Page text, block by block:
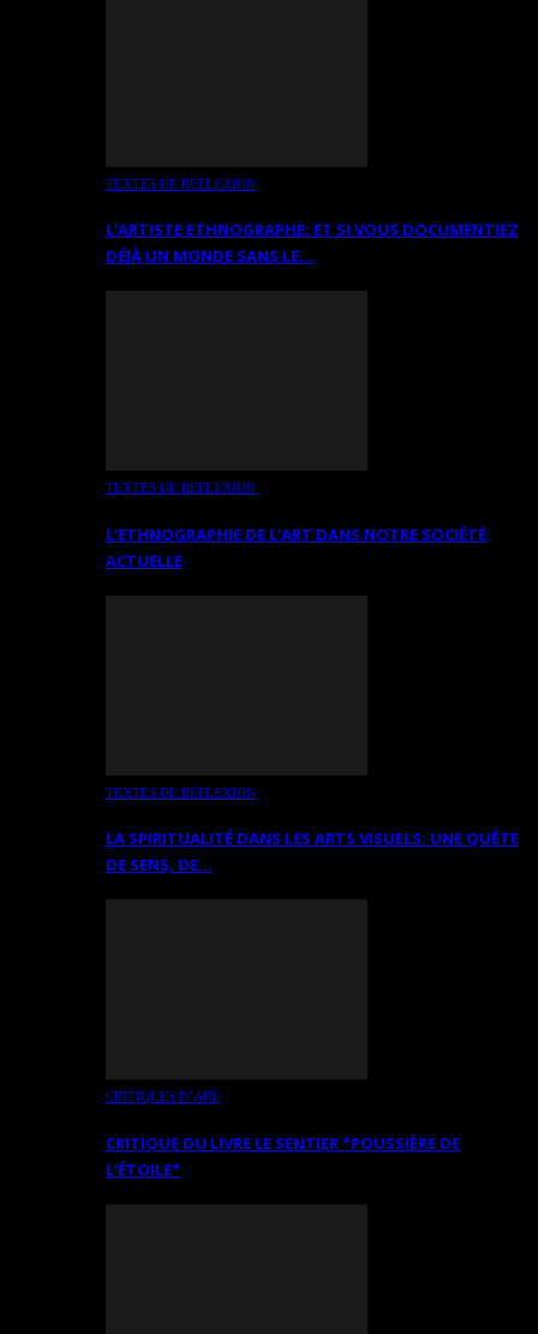
TEXTES DE RÉFLEXION
L’ARTISTE ETHNOGRAPHE: ET SI VOUS DOCUMENTIEZ
DÉJÀ UN MONDE SANS LE…
TEXTES DE RÉFLEXION
L’ETHNOGRAPHIE DE L’ART DANS NOTRE SOCIÉTÉ
ACTUELLE
TEXTES DE RÉFLEXION
LA SPIRITUALITÉ DANS LES ARTS VISUELS: UNE QUÊTE
DE SENS, DE…
CRITIQUES D’ART
CRITIQUE DU LIVRE LE SENTIER *POUSSIÈRE DE
L’ÉTOILE*